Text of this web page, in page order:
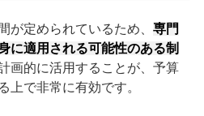
が定められているため、 専門
に適用される可能性のある制
画的に活用することが、予算
上で非常に有効です。